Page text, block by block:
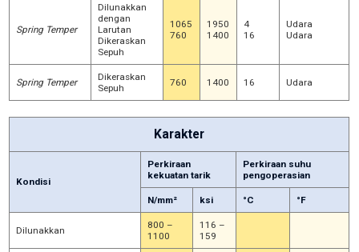
Spring Temper
Dilunakkan
dengan
Larutan
Dikeraskan
Sepuh
1065
760
1950
1400
4
16
Udara
Udara
Spring Temper
Dikeraskan
Sepuh
760 1400 16 Udara
Karakter
Kondisi
Perkiraan
kekuatan tarik
Perkiraan suhu
pengoperasian
N/mm² ksi °C °F
Dilunakkan
800 –
1100
116 –
159